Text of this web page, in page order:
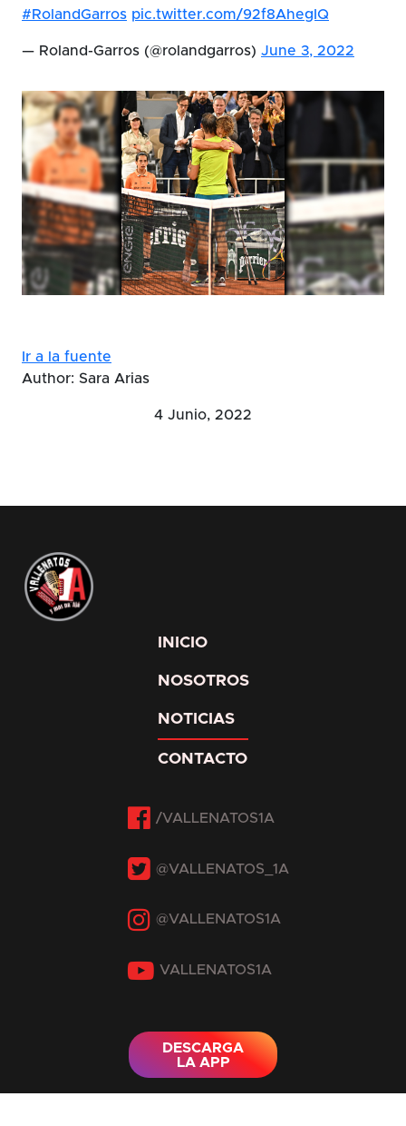
#RolandGarros pic.twitter.com/92f8AhegIQ
— Roland-Garros (@rolandgarros) June 3, 2022
Ir a la fuente
Author: Sara Arias
4 Junio, 2022
INICIO
NOSOTROS
NOTICIAS
CONTACTO
DESCARGA
LA APP